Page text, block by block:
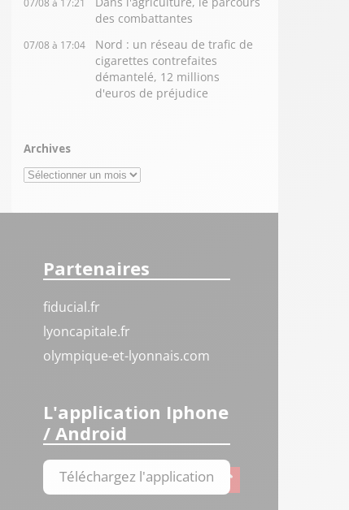
07/08 à 17:21
des combattantes
07/08 à 17:04
Nord : un réseau de trafic de
cigarettes contrefaites
démantelé, 12 millions
d'euros de préjudice
Archives
Archives
Partenaires
fiducial.fr
lyoncapitale.fr
olympique-et-lyonnais.com
L'application Iphone
/ Android
Téléchargez l'application